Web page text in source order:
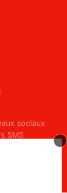
sociaux
SMS